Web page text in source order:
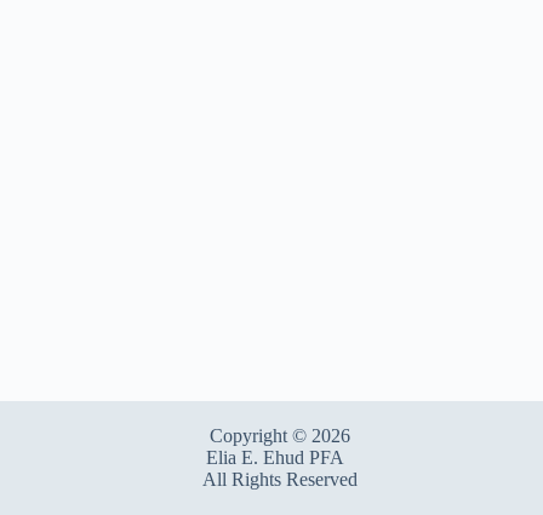
Copyright © 2026
Elia E. Ehud PFA
All Rights Reserved